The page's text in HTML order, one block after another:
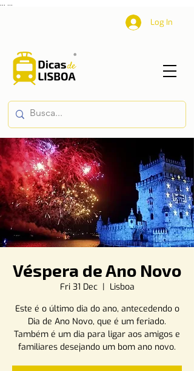
Log In
Véspera de Ano Novo
Fri 31 Dec
  |
Lisboa
Este é o último dia do ano, antecedendo o
Dia de Ano Novo, que é um feriado.
Também é um dia para ligar aos amigos e
familiares desejando um bom ano novo.